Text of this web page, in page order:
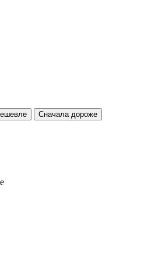
Сначала дороже